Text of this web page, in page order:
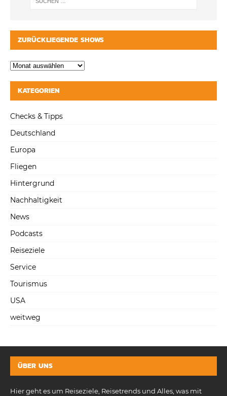
ZURÜCKLIEGENDE SHOWS
KATEGORIEN
Checks & Tipps
Deutschland
Europa
Fliegen
Hintergrund
Nachhaltigkeit
News
Podcasts
Reiseziele
Service
Tourismus
USA
weitweg
ÜBER UNS
Hier geht es um Reiseziele, Reisetrends und Alles, was mit